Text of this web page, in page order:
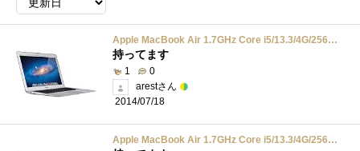
Apple MacBook Air 1.7GHz Core i5/13.3/4G/256G/802.11n/BT/Thunderbolt MC966J/A
持ってます
1
0
arestさん
2014/07/18
Apple MacBook Air 1.7GHz Core i5/13.3/4G/256G/802.11n/BT/Thunderbolt MC966J/A